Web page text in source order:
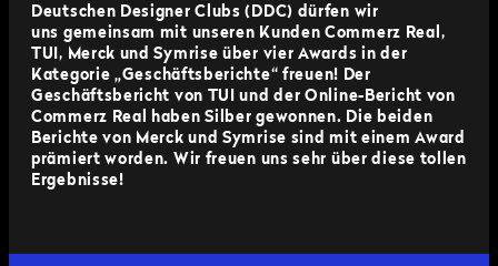
Deutschen Designer Clubs (DDC) dürfen wir
uns gemeinsam mit unseren Kunden Commerz Real,
TUI, Merck und Symrise über vier Awards in der
Kategorie „Geschäftsberichte“ freuen! Der
Geschäftsbericht von TUI und der Online-Bericht von
Commerz Real haben Silber gewonnen. Die beiden
Berichte von Merck und Symrise sind mit einem Award
prämiert worden. Wir freuen uns sehr über diese tollen
Ergebnisse!